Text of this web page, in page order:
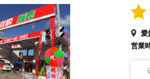
愛
営業